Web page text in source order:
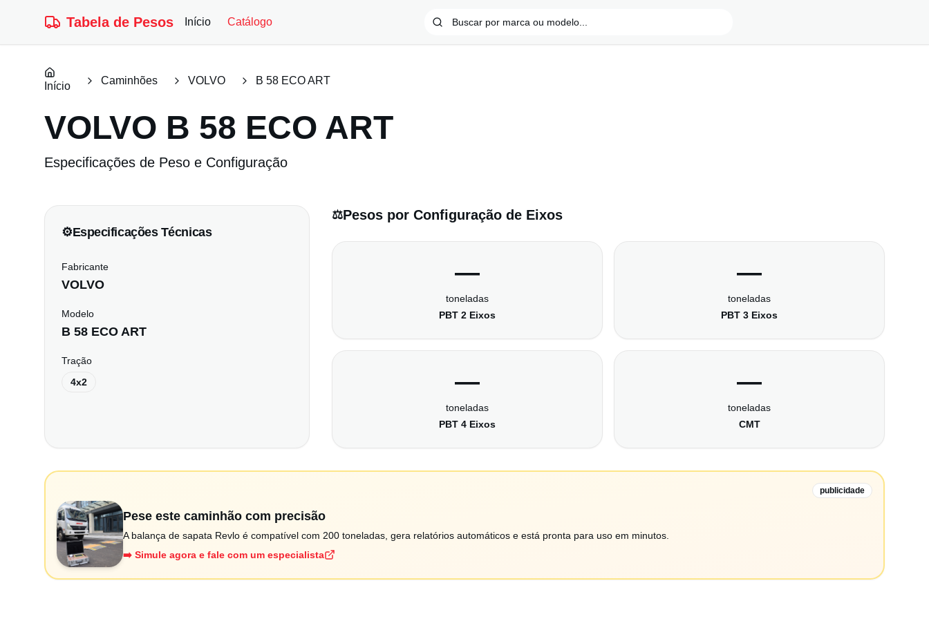
Tabela de Pesos Início Catálogo
Início Caminhões VOLVO B 58 ECO ART
VOLVO B 58 ECO ART
Especificações de Peso e Configuração
⚙️Especificações Técnicas
Fabricante
VOLVO
Modelo
B 58 ECO ART
Tração
4x2
⚖️Pesos por Configuração de Eixos
—
toneladas
PBT 2 Eixos
—
toneladas
PBT 3 Eixos
—
toneladas
PBT 4 Eixos
—
toneladas
CMT
publicidade
Pese este caminhão com precisão
A balança de sapata Revlo é compatível com 200 toneladas, gera relatórios automáticos e está pronta para uso em minutos.
➡️ Simule agora e fale com um especialista